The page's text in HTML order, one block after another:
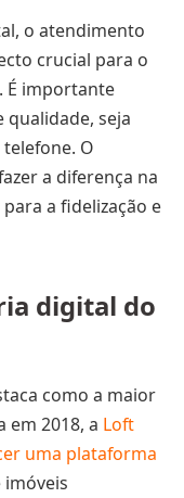
o atendimento
crucial para o
É importante
seja
O
a diferença na
a fidelização e
digital do
como a maior
em 2018, a Loft
uma plataforma
imóveis